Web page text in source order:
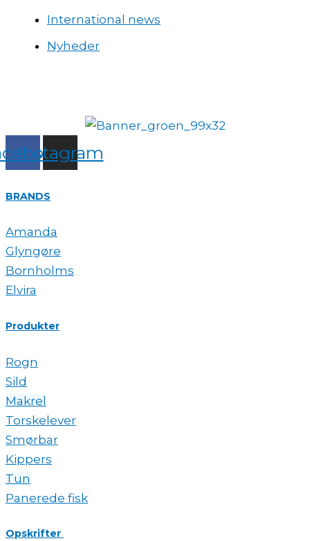
International news
Nyheder
Instagram
BRANDS
Amanda
Glyngøre
Bornholms
Elvira
Produkter
Rogn
Sild
Makrel
Torskelever
Smørbar
Kippers
Tun
Panerede fisk
Opskrifter